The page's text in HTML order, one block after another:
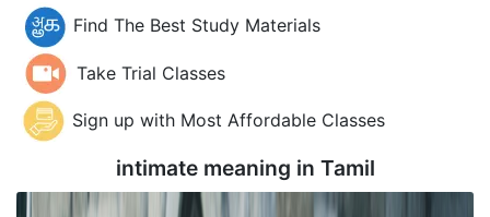
Find The Best Study Materials
Take Trial Classes
Sign up with Most Affordable Classes
intimate meaning in Tamil